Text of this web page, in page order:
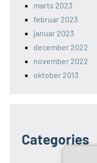
marts 2023
februar 2023
januar 2023
december 2022
november 2022
oktober 2013
Categories